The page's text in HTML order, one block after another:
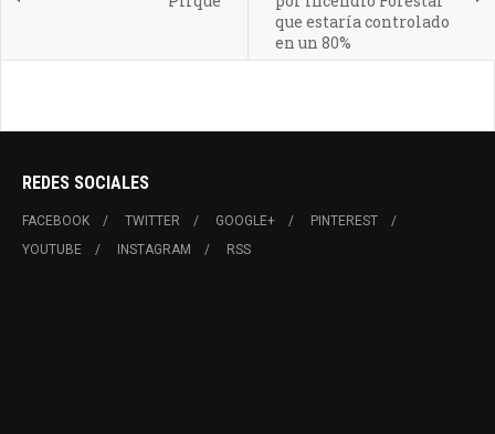
que estaría controlado
en un 80%
REDES SOCIALES
FACEBOOK TWITTER GOOGLE+
PINTEREST
YOUTUBE
INSTAGRAM RSS